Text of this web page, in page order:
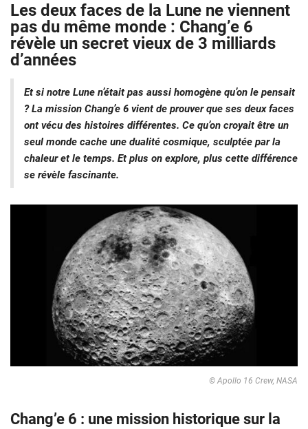
Les deux faces de la Lune ne viennent
pas du même monde : Chang’e 6
révèle un secret vieux de 3 milliards
d’années
Et si notre Lune n’était pas aussi homogène qu’on le pensait
? La mission Chang’e 6 vient de prouver que ses deux faces
ont vécu des histoires différentes. Ce qu’on croyait être un
seul monde cache une dualité cosmique, sculptée par la
chaleur et le temps. Et plus on explore, plus cette différence
se révèle fascinante.
© Apollo 16 Crew, NASA
Chang’e 6 : une mission historique sur la